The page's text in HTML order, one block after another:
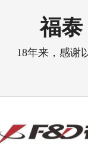
福泰
18年来，感谢